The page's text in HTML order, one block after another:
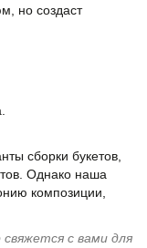
но создаст
сборки букетов,
Однако наша
композиции,
с вами для